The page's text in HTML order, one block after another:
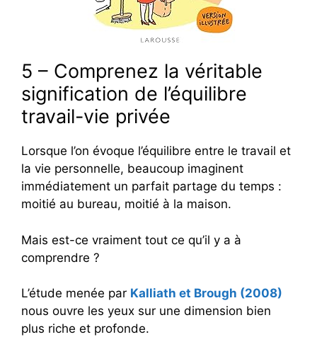
5 – Comprenez la véritable
signification de l’équilibre
travail-vie privée
Lorsque l’on évoque l’équilibre entre le travail et
la vie personnelle, beaucoup imaginent
immédiatement un parfait partage du temps :
moitié au bureau, moitié à la maison.
Mais est-ce vraiment tout ce qu’il y a à
comprendre ?
L’étude menée par Kalliath et Brough (2008)
nous ouvre les yeux sur une dimension bien
plus riche et profonde.